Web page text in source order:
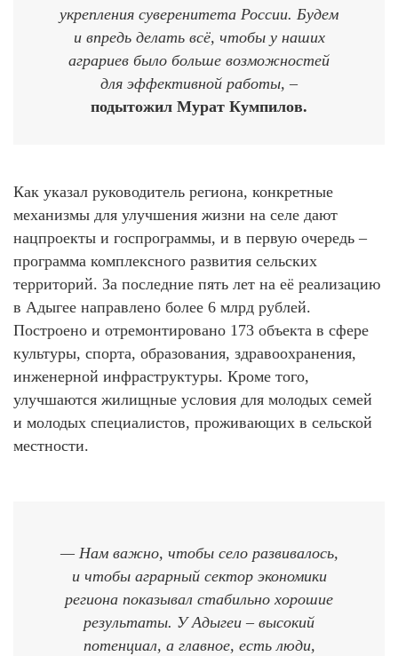
укрепления суверенитета России. Будем
и впредь делать всё, чтобы у наших
аграриев было больше возможностей
для эффективной работы, –
подытожил Мурат Кумпилов.
Как указал руководитель региона, конкретные
механизмы для улучшения жизни на селе дают
нацпроекты и госпрограммы, и в первую очередь –
программа комплексного развития сельских
территорий. За последние пять лет на её реализацию
в Адыгее направлено более 6 млрд рублей.
Построено и отремонтировано 173 объекта в сфере
культуры, спорта, образования, здравоохранения,
инженерной инфраструктуры. Кроме того,
улучшаются жилищные условия для молодых семей
и молодых специалистов, проживающих в сельской
местности.
— Нам важно, чтобы село развивалось,
и чтобы аграрный сектор экономики
региона показывал стабильно хорошие
результаты. У Адыгеи – высокий
потенциал, а главное, есть люди,